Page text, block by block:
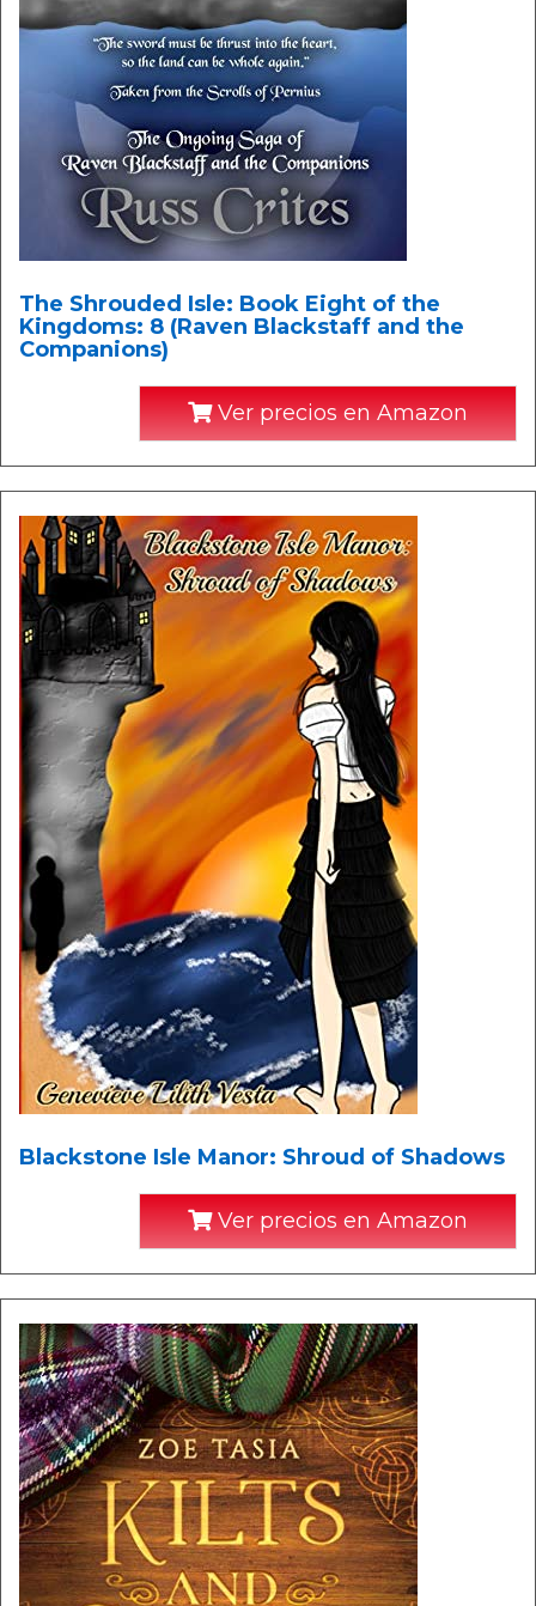
The Shrouded Isle: Book Eight of the
Kingdoms: 8 (Raven Blackstaff and the
Companions)
Ver precios en Amazon
Blackstone Isle Manor: Shroud of Shadows
Ver precios en Amazon